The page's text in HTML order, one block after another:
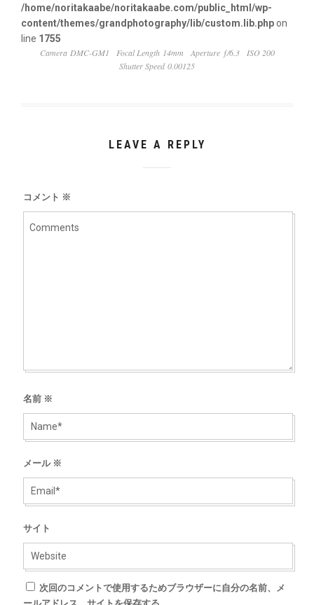
/home/noritakaabe/noritakaabe.com/public_html/wp-
content/themes/grandphotography/lib/custom.lib.phpon
line 1755
Camera DMC-GM1
Focal Length 14mm Aperture ƒ/6.3
ISO 200
Shutter Speed 0.00125
LEAVE A REPLY
コメント ※
名前 ※
メール ※
サイト
次回のコメントで使用するためブラウザーに自分の名前、メ